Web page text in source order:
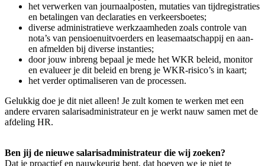
het verwerken van journaalposten, mutaties van tijdregistraties
en betalingen van declaraties en verkeersboetes;
diverse administratieve werkzaamheden zoals controle van
nota’s van pensioenuitvoerders en leasemaatschappij en aan-
en afmelden bij diverse instanties;
door jouw inbreng bepaal je mede het WKR beleid, monitor
en evalueer je dit beleid en breng je WKR-risico’s in kaart;
het verder optimaliseren van de processen.
Gelukkig doe je dit niet alleen! Je zult komen te werken met een
andere ervaren salarisadministrateur en je werkt nauw samen met de
afdeling HR.
Ben jij de nieuwe salarisadministrateur die wij zoeken?
Dat je proactief en nauwkeurig bent, dat hoeven we je niet te